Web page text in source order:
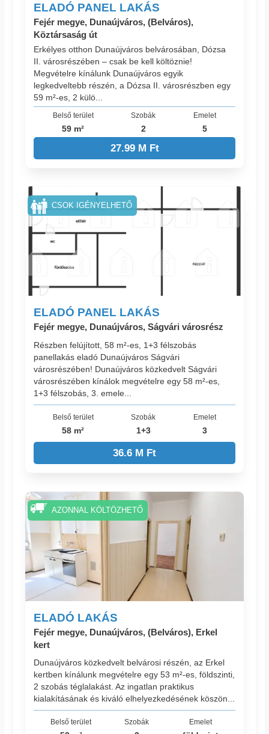
ELADÓ PANEL LAKÁS
Fejér megye, Dunaújváros, (Belváros),
Köztársaság út
Erkélyes otthon Dunaújváros belvárosában, Dózsa
II. városrészében – csak be kell költöznie!
Megvételre kínálunk Dunaújváros egyik
legkedveltebb részén, a Dózsa II. városrészben egy
59 m²-es, 2 külö...
Belső terület
59 m²
Szobák
2
Emelet
5
27.99 M Ft
ELADÓ PANEL LAKÁS
Fejér megye, Dunaújváros, Ságvári városrész
Részben felújított, 58 m²-es, 1+3 félszobás
panellakás eladó Dunaújváros Ságvári
városrészében! Dunaújváros közkedvelt Ságvári
városrészében kínálok megvételre egy 58 m²-es,
1+3 félszobás, 3. emele...
Belső terület
58 m²
Szobák
1+3
Emelet
3
36.6 M Ft
CSOK IGÉNYELHETŐ
ELADÓ LAKÁS
Fejér megye, Dunaújváros, (Belváros), Erkel
kert
Dunaújváros közkedvelt belvárosi részén, az Erkel
kertben kínálunk megvételre egy 53 m²-es, földszinti,
2 szobás téglalakást. Az ingatlan praktikus
kialakításának és kiváló elhelyezkedésének köszön...
Belső terület Szobák Emelet
AZONNAL KÖLTÖZHETŐ